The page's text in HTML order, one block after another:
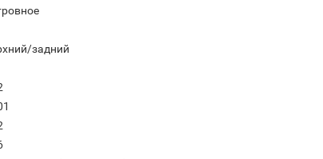
задний